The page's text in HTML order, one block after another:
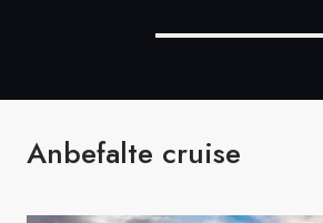
Anbefalte cruise